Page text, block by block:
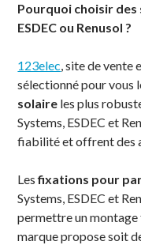
Pourquoi choisir
ESDEC ou Renusol ?
123elec, site de vente
sélectionné pour vous
solaire les plus
Systems, ESDEC et
fiabilité et offrent des
Lesfixations pour
Systems, ESDEC et
permettre un montage
marque propose soit